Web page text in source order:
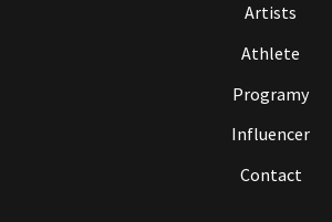
Artists
Athlete
Programy
Influencer
Contact